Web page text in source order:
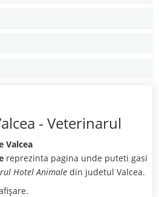
- Veterinarul
Valcea
reprezinta pagina unde puteti gasi
Hotel Animale din judetul Valcea.